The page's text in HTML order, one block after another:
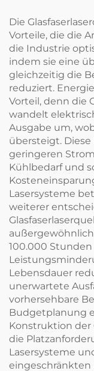
Die
Vorteile, die die
die Industrie
indem sie eine
gleichzeitig die
reduziert.
Vorteil, denn die
wandelt
Ausgabe um,
übersteigt.
geringeren
Kühlbedarf und
Lasersysteme
weiterer
100.000
Lebensdauer
unerwartete
vorhersehbare
Budgetplanung
Konstruktion der
die
Lasersysteme